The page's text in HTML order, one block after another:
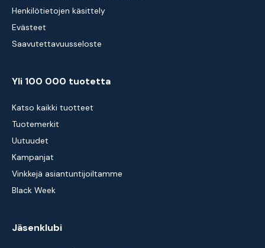
Henkilötietojen käsittely
Evästeet
Saavutettavuusseloste
Yli 100 000 tuotetta
Katso kaikki tuotteet
Tuotemerkit
Uutuudet
Kampanjat
Vinkkejä asiantuntijoiltamme
Black Week
Jäsenklubi